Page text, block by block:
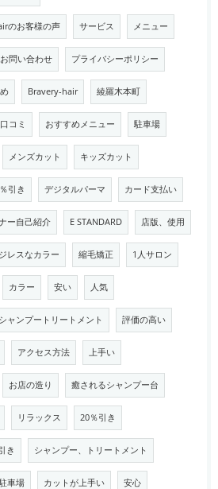
のお客様の声 サービス メニュー
お問い合わせ プライバシーポリシー
Bravery-hair 綾羅木本町
口コミ おすすめメニュー 駐車場
メンズカット キッズカット
引き デジタルパーマ カード支払い
ー自己紹介 E STANDARD 店版、使用
レスなカラー 縮毛矯正 1人サロン
カラー 安い 人気
ャンプートリートメント 評価の高い
アクセス方法 上手い
お店の造り 癒されるシャンプー台
リラックス 20％引き
き シャンプー、トリートメント
車場 カットが上手い 安心